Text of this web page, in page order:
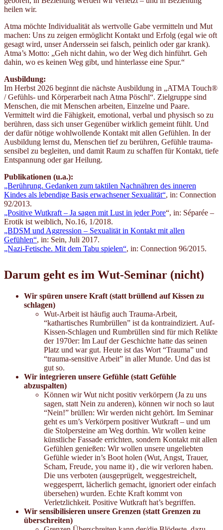
heilen wir.
Atma möchte Individualität als wertvolle Gabe vermitteln und Mut
machen: Uns zu zeigen ermöglicht Kontakt und Erfolg (egal wie oft
gesagt wird, unser Anderssein sei falsch, peinlich oder gar krank).
Atma’s Motto: „Geh nicht dahin, wo der Weg dich hinführt. Geh
dahin, wo es keinen Weg gibt, und hinterlasse eine Spur.“
Ausbildung:
Im Herbst 2026 beginnt die nächste Ausbildung in „ATMA Touch®
/ Gefühls- und Körperarbeit nach Atma Pöschl“. Zielgruppe sind
Menschen, die mit Menschen arbeiten, Einzelne und Paare.
Vermittelt wird die Fähigkeit, emotional, verbal und physisch so zu
berühren, dass sich unser Gegenüber wirklich gemeint fühlt. Und
der dafür nötige wohlwollende Kontakt mit allen Gefühlen. In der
Ausbildung lernst du, Menschen tief zu berühren, Gefühle trauma-
sensibel zu begleiten, und damit Raum zu schaffen für Kontakt, tiefe
Entspannung oder gar Heilung.
Publikationen (u.a.):
„Berührung. Gedanken zum taktilen Nachnähren des inneren
Kindes als lebendige Basis erwachsener Sexualität“, in: Connection
92/2013.
„Positive Wutkraft – Ja sagen mit Lust in jeder Pore“, in: Séparée –
Erotik ist weiblich, No.16, 1/2018.
„BDSM und Aggression – Sexualität in Kontakt mit allen
Gefühlen“, in: Sein, Juli 2017.
„Nazi-Fetische. Mit dem Tabu spielen“, in: Connection 96/2015.
Darum geht es im Wut-Seminar (nicht)
Wir spüren unsere Kraft (statt brüllend auf Kissen zu
schlagen)
Wut-Arbeit ist häufig auch Trauma-Arbeit,
“kathartisches Rumbrüllen” ist da kontraindiziert. Auf-
Kissen-Schlagen und Rumbrüllen sind für mich Relikte
der 1970er: Im Lauf der Geschichte hatte das seinen
Platz und war gut. Heute ist das Wort “Trauma” und
“trauma-sensitive Arbeit” in aller Munde. Und das ist
gut so.
Wir integrieren unsere Gefühle (statt Gefühle
abzuspalten)
Können wir Wut nicht positiv verkörpern (Ja zu uns
sagen, statt Nein zu anderen), können wir noch so laut
“Nein!” brüllen: Wir werden nicht gehört. Im Seminar
geht es um’s Verkörpern positiver Wutkraft – und um
die Stolpersteine am Weg dorthin. Wir wollen keine
künstliche Fassade errichten, sondern Kontakt mit allen
Gefühlen genießen: Wir wollen unsere ungeliebten
Gefühle wieder in’s Boot holen (Wut, Angst, Trauer,
Scham, Freude, you name it) , die wir verloren haben.
Die uns verboten (ausgeprügelt, weggestreichelt,
weggesperrt, lächerlich gemacht, ignoriert oder einfach
übersehen) wurden. Echte Kraft kommt von
Verletzlichkeit. Positive Wutkraft hat’s begriffen.
Wir sensibilisieren unsere Grenzen (statt Grenzen zu
überschreiten)